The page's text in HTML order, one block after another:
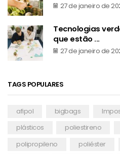
27 de janeiro de
Tecnologias
que estão ...
27 de janeiro de
TAGS POPULARES
afipol bigbags
plásticos
poliestireno
polipropileno
poliéster